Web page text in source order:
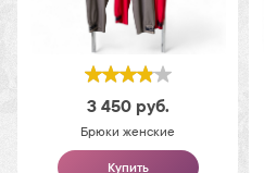
3 450 руб.
Брюки женские
Купить